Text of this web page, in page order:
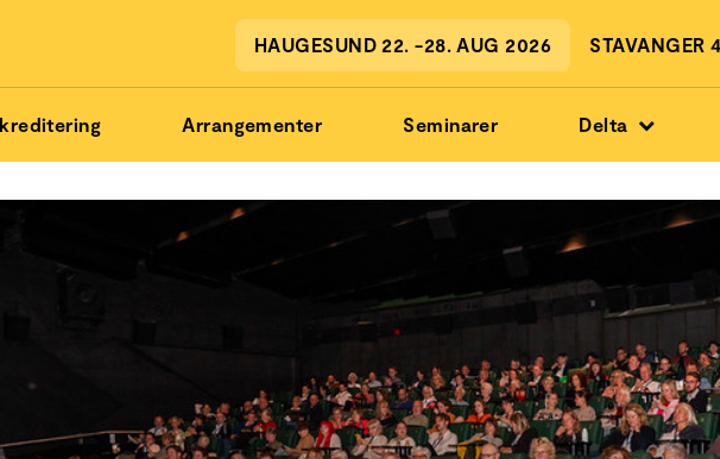
HAUGESUND 22. -28. AUG 2026 STAVANGER
Arrangementer Seminarer Delta